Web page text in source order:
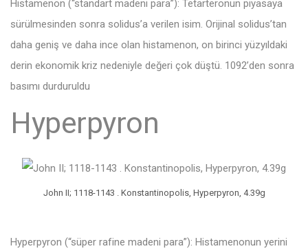
Histamenon (“standart madeni para”): Tetarteronun piyasaya
sürülmesinden sonra solidus’a verilen isim. Orijinal solidus’tan
daha geniş ve daha ince olan histamenon, on birinci yüzyıldaki
derin ekonomik kriz nedeniyle değeri çok düştü. 1092’den sonra
basımı durduruldu
Hyperpyron
John II; 1118-1143 . Konstantinopolis, Hyperpyron, 4.39g
Hyperpyron (“süper rafine madeni para”): Histamenonun yerini